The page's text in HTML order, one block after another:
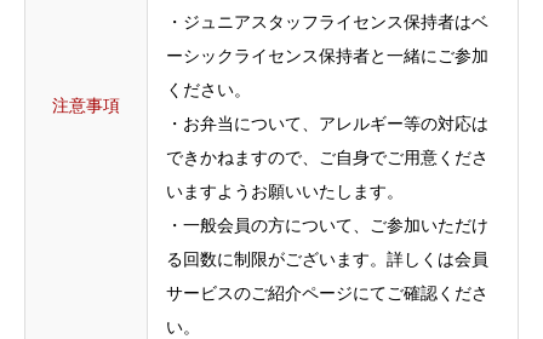
注意事項
・ジュニアスタッフライセンス保持者はベ
ーシックライセンス保持者と一緒にご参加
ください。
・お弁当について、アレルギー等の対応は
できかねますので、ご自身でご用意くださ
いますようお願いいたします。
・一般会員の方について、ご参加いただけ
る回数に制限がございます。詳しくは会員
サービスのご紹介ページにてご確認くださ
い。